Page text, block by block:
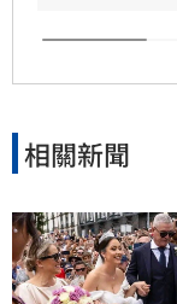
相關新聞